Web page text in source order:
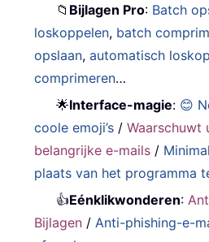
📁 Bijlagen Pro: Batch
loskoppelen, batch
opslaan,automatisch
comprimeren…
🌟Interface-magie: 😊
coole emoji’s /Waarschuwt
belangrijke e-mails /
plaats van het programma
👍Eénklikwonderen:
Bijlagen / Anti-phishing-e-